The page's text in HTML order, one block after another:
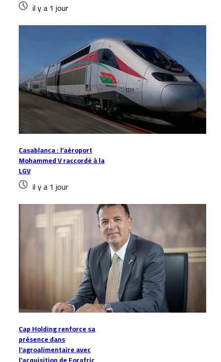
il y a 1 jour
Casablanca : l’aéroport
Mohammed V raccordé à la
LGV
il y a 1 jour
Cap Holding renforce sa
présence dans
l’agroalimentaire avec